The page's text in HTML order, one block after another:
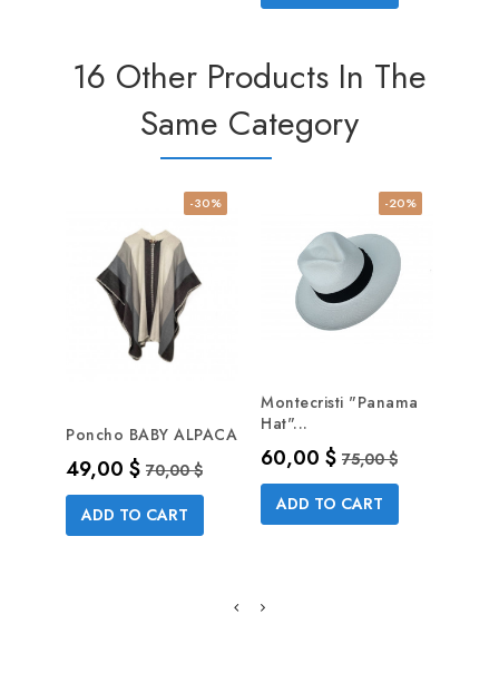
16 Other Products In The
Same Category
-30%
Poncho BABY ALPACA
Precio
49,00 $Precio base
70,00 $
ADD TO CART
-20%
Montecristi "Panama
Hat"...
Precio
60,00 $Precio base
75,00 $
ADD TO CART